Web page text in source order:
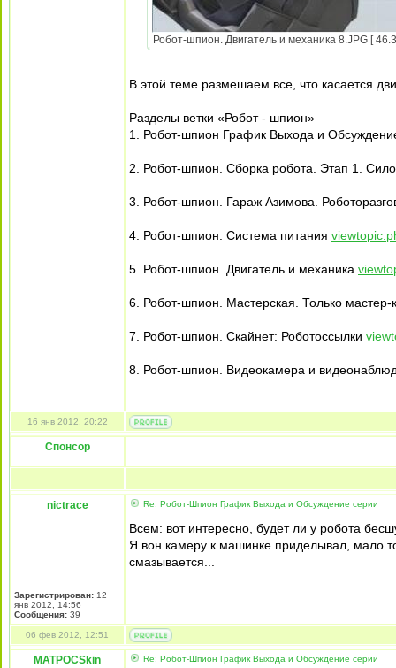
Робот-шпион. Двигатель и механика 8.JPG [
В этой теме размешаем все, что касается
Разделы ветки «Робот - шпион»
1. Робот-шпион График Выхода и
2. Робот-шпион. Сборка робота. Этап 1.
3. Робот-шпион. Гараж Азимова.
4. Робот-шпион. Система питания
5. Робот-шпион. Двигатель и механика
6. Робот-шпион. Мастерская. Только
7. Робот-шпион. Скайнет: Роботоссылки
8. Робот-шпион. Видеокамера и
16 янв 2012, 20:22
Спонсор
nictrace
Зарегистрирован: 12
янв 2012, 14:56
Сообщения: 39
Re: Робот-Шпион График Выхода и Обсуждение серии
Всем: вот интересно, будет ли у робота
Я вон камеру к машинке приделывал, мало
смазывается...
06 фев 2012, 12:51
MATPOCSkin Re: Робот-Шпион График Выхода и Обсуждение серии